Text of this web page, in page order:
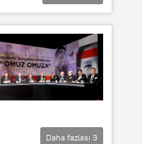
Daha fazlası 3